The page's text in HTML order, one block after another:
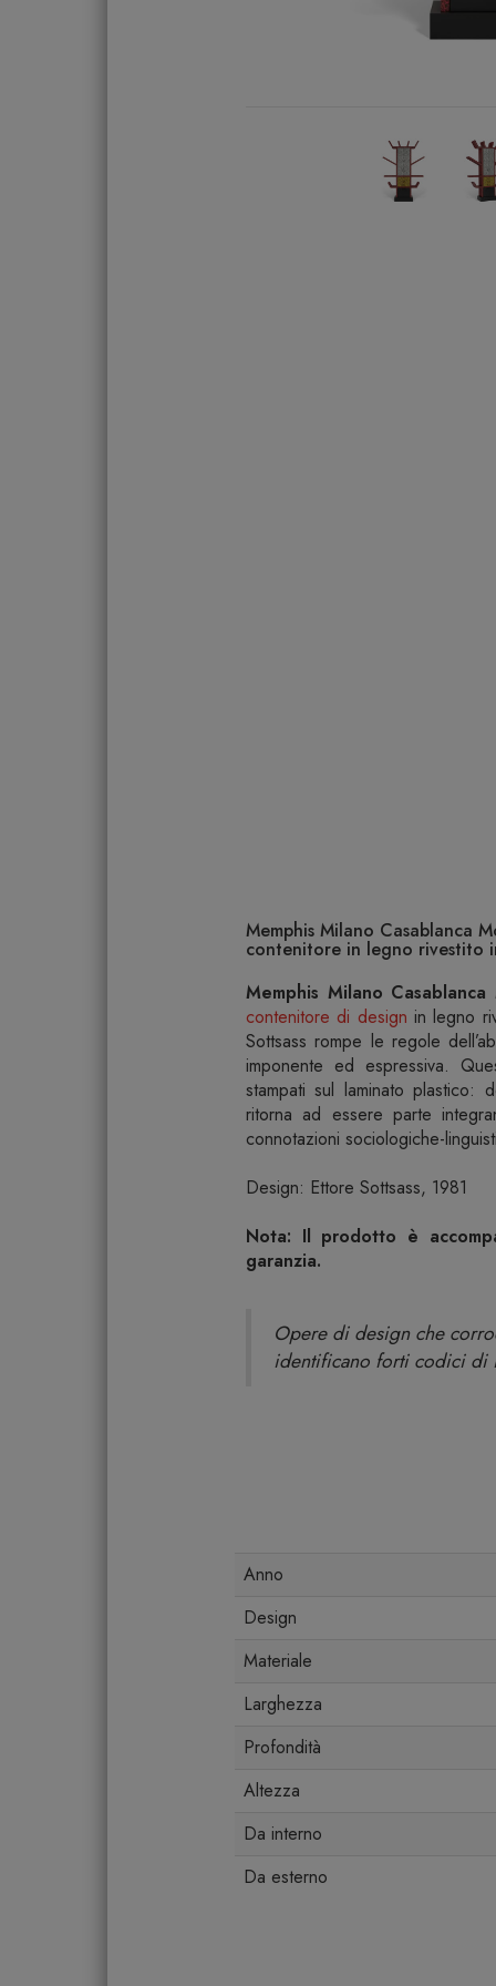
Memphis Milano Casablanca
contenitore in legno rivestito
Memphis Milano
contenitore di design in legno
Sottsass rompe le regole
imponente ed espressiva.
stampati sul laminato plastico:
ritorna ad essere parte
connotazioni sociologiche-
Design: Ettore Sottsass, 1981
Nota: Il prodotto è
garanzia.
Opere di design che
identificano forti codici di
Anno
Design
Materiale
Larghezza
Profondità
Altezza
Da interno
Da esterno